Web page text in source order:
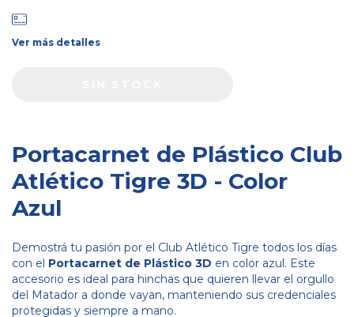
Ver más detalles
Portacarnet de Plástico Club
Atlético Tigre 3D - Color
Azul
Demostrá tu pasión por el Club Atlético Tigre todos los días
con el Portacarnet de Plástico 3D en color azul. Este
accesorio es ideal para hinchas que quieren llevar el orgullo
del Matador a donde vayan, manteniendo sus credenciales
protegidas y siempre a mano.